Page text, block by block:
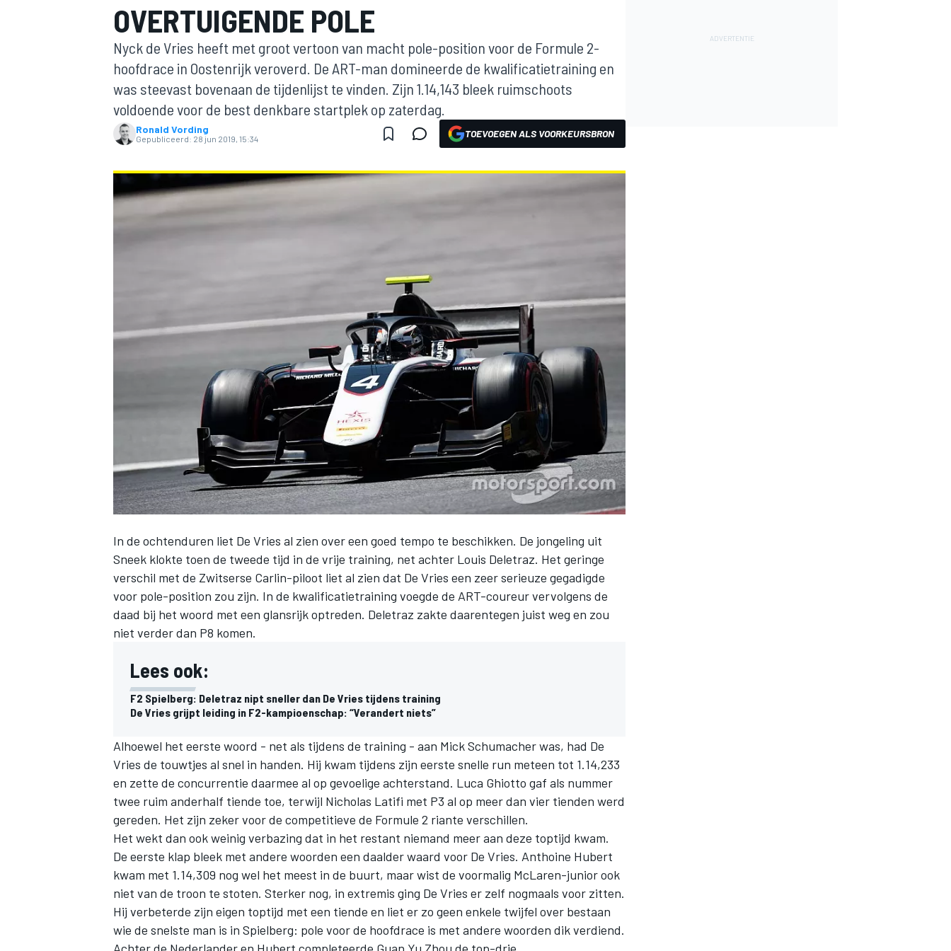
WEC DTM
OVERTUIGENDE POLE
Nyck de Vries heeft met groot vertoon van macht pole-position voor de Formule 2-
hoofdrace in Oostenrijk veroverd. De ART-man domineerde de kwalificatietraining en
was steevast bovenaan de tijdenlijst te vinden. Zijn 1.14,143 bleek ruimschoots
voldoende voor de best denkbare startplek op zaterdag.
Ronald Vording
Gepubliceerd: 28 jun 2019, 15:34 TOEVOEGEN ALS VOORKEURSBRON
In de ochtenduren liet De Vries al zien over een goed tempo te beschikken. De jongeling uit
Sneek klokte toen de tweede tijd in de vrije training, net achter Louis Deletraz. Het geringe
verschil met de Zwitserse Carlin-piloot liet al zien dat De Vries een zeer serieuze gegadigde
voor pole-position zou zijn. In de kwalificatietraining voegde de ART-coureur vervolgens de
daad bij het woord met een glansrijk optreden. Deletraz zakte daarentegen juist weg en zou
niet verder dan P8 komen.
Lees ook:
F2 Spielberg: Deletraz nipt sneller dan De Vries tijdens training
De Vries grijpt leiding in F2-kampioenschap: “Verandert niets”
Alhoewel het eerste woord - net als tijdens de training - aan Mick Schumacher was, had De
Vries de touwtjes al snel in handen. Hij kwam tijdens zijn eerste snelle run meteen tot 1.14,233
en zette de concurrentie daarmee al op gevoelige achterstand. Luca Ghiotto gaf als nummer
twee ruim anderhalf tiende toe, terwijl Nicholas Latifi met P3 al op meer dan vier tienden werd
gereden. Het zijn zeker voor de competitieve de Formule 2 riante verschillen.
Het wekt dan ook weinig verbazing dat in het restant niemand meer aan deze toptijd kwam.
De eerste klap bleek met andere woorden een daalder waard voor De Vries. Anthoine Hubert
kwam met 1.14,309 nog wel het meest in de buurt, maar wist de voormalig McLaren-junior ook
niet van de troon te stoten. Sterker nog, in extremis ging De Vries er zelf nogmaals voor zitten.
Hij verbeterde zijn eigen toptijd met een tiende en liet er zo geen enkele twijfel over bestaan
wie de snelste man is in Spielberg: pole voor de hoofdrace is met andere woorden dik verdiend.